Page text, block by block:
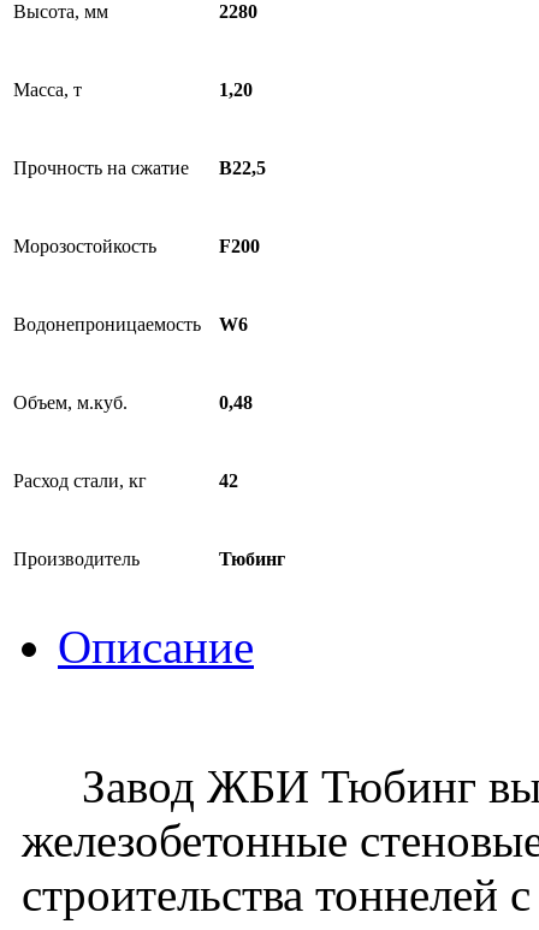
Высота, мм 2280
Масса, т 1,20
Прочность на сжатие В22,5
Морозостойкость F200
Водонепроницаемость W6
Объем, м.куб. 0,48
Расход стали, кг 42
Производитель Тюбинг
Описание
Завод ЖБИ Тюбинг
железобетонные
строительства